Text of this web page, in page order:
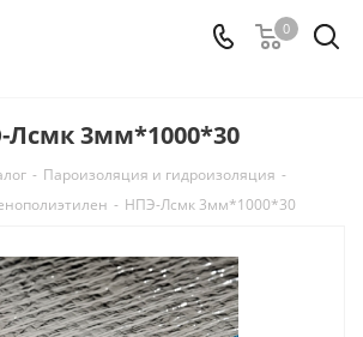
0
Лсмк 3мм*1000*30
- Пароизоляция и гидроизоляция -
- НПЭ-Лсмк 3мм*1000*30